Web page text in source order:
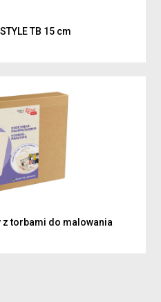
TB 15 cm
z torbami do malowania